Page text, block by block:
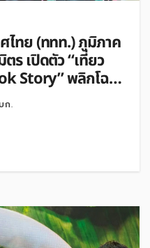
ไทย (ททท.) ภูมิภาค
ร เปิดตัว “เที่ยว
Story” พลิกโฉม
กรรมและ
างเล่าเรื่องปลุก
ที่ยว
ก.